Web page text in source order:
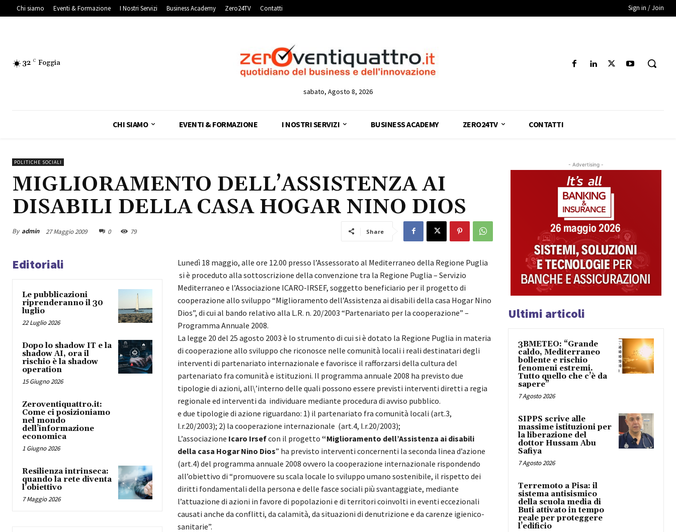
Chi siamo Eventi & Formazione I Nostri Servizi Business Academy Zero24TV Contatti Sign in / Join
32 C Foggia
sabato, Agosto 8, 2026
CHI SIAMO EVENTI & FORMAZIONE I NOSTRI SERVIZI BUSINESS ACADEMY ZERO24TV CONTATTI
POLITICHE SOCIALI
MIGLIORAMENTO DELL’ASSISTENZA AI
DISABILI DELLA CASA HOGAR NINO DIOS
By admin 27 Maggio 2009 0 79 Share
Editoriali
Le pubblicazioni
riprenderanno il 30
luglio
22 Luglio 2026
Dopo lo shadow IT e la
shadow AI, ora il
rischio è la shadow
operation
15 Giugno 2026
Zeroventiquattro.it:
Come ci posizioniamo
nel mondo
dell’informazione
economica
1 Giugno 2026
Resilienza intrinseca:
quando la rete diventa
l’obiettivo
7 Maggio 2026
Lunedì 18 maggio, alle ore 12.00 presso l’Assessorato al Mediterraneo della Regione Puglia
si è proceduto alla sottoscrizione della convenzione tra la Regione Puglia – Servizio
Mediterraneo e l’Associazione ICARO-IRSEF, soggetto beneficiario per il progetto di
cooperazione allo sviluppo “Miglioramento dell’Assistenza ai disabili della casa Hogar Nino
Dios”, di cui al bando relativo alla L.R. n. 20/2003 “Partenariato per la cooperazione” –
Programma Annuale 2008.
La legge 20 del 25 agosto 2003 è lo strumento di cui si è dotato la Regione Puglia in materia
di cooperazione allo sviluppo che riconosce nelle comunità locali i reali destinatari degli
interventi di partenariato internazionale e favorisce il rafforzarsi della cultura del
partenariato fra comunità e istituzioni. Il programma annuale 2008 ha previsto due
tipologie di azioni, all\’interno delle quali possono essere previsti interventi diretti a regia
regionale ed interventi da individuare mediante procedura di avviso pubblico.
e due tipologie di azione riguardano: 1) il partenariato fra comunità locali (art.3,
l.r.20/2003); 2) la cooperazione internazionale (art.4, l.r.20/2003);
L’associazione Icaro Irsefcon il progetto “Miglioramento dell’Assistenza ai disabili
della casa Hogar Nino Dios” ha previsto interventi concernenti la seconda linea d’azione
(art.4) del programma annuale 2008 ovvero la cooperazione internazionale rispondendo
all’obiettivo di “promuovere su scala locale lo sviluppo umano sostenibile, il rispetto dei
diritti fondamentali della persona e delle fasce sociali più svantaggiate, mediante
l’attuazione di azioni in favore di popolazioni e di territori coinvolti in eventi eccezionali
causati anche da conflitti, da calamità, da situazioni di denutrizione e da carenze igienico-
sanitarie”.
- Advertising -
Ultimi articoli
3BMETEO: “Grande
caldo, Mediterraneo
bollente e rischio
fenomeni estremi.
Tutto quello che c’è da
sapere”
7 Agosto 2026
SIPPS scrive alle
massime istituzioni per
la liberazione del
dottor Hussam Abu
Safiya
7 Agosto 2026
Terremoto a Pisa: il
sistema antisismico
della scuola media di
Buti attivato in tempo
reale per proteggere
l’edificio